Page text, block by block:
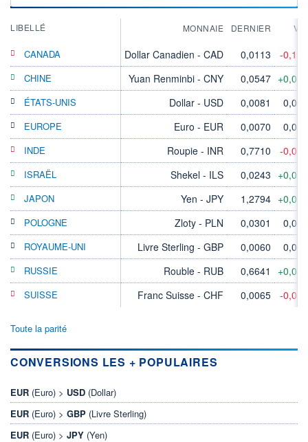
LIBELLÉ MONNAIE DERNIER
CANADA Dollar Canadien - CAD 0,0113 -
CHINE Yuan Renminbi - CNY 0,0547
ÉTATS-UNIS Dollar - USD 0,0081
EUROPE Euro - EUR 0,0070
INDE Roupie - INR 0,7710 -
ISRAËL Shekel - ILS 0,0243
JAPON Yen - JPY 1,2794
POLOGNE Zloty - PLN 0,0301
ROYAUME-UNI Livre Sterling - GBP 0,0060
RUSSIE Rouble - RUB 0,6641
SUISSE Franc Suisse - CHF 0,0065 -
Toute la parité
CONVERSIONS LES + POPULAIRES
EUR (Euro) > USD (Dollar)
EUR (Euro) > GBP (Livre Sterling)
EUR (Euro) > JPY (Yen)